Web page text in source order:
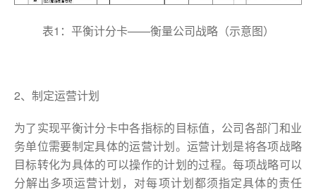
表1：平衡计分卡——衡量公司战略（示意图）
2、制定运营计划
为了实现平衡计分卡中各指标的目标值，公司各部门和业
务单位需要制定具体的运营计划。运营计划是将各项战略
目标转化为具体的可以操作的计划的过程。每项战略可以
分解出多项运营计划，对每项计划都须指定具体的责任